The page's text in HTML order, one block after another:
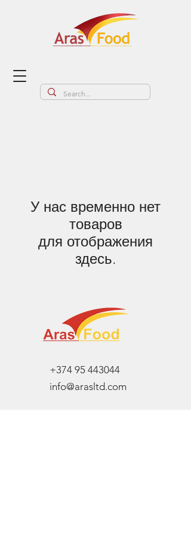
У нас временно нет
товаров
для отображения
здесь.
+374 95 443044
info@arasltd.com